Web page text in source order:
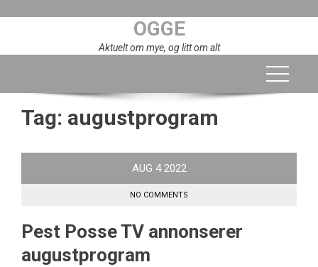
OGGE
Aktuelt om mye, og litt om alt
Tag: augustprogram
AUG 4 2022
NO COMMENTS
Pest Posse TV annonserer
augustprogram